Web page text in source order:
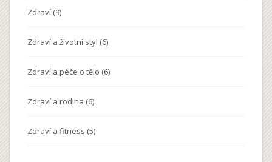
Zdraví (9)
Zdraví a životní styl (6)
Zdraví a péče o tělo (6)
Zdraví a rodina (6)
Zdraví a fitness (5)